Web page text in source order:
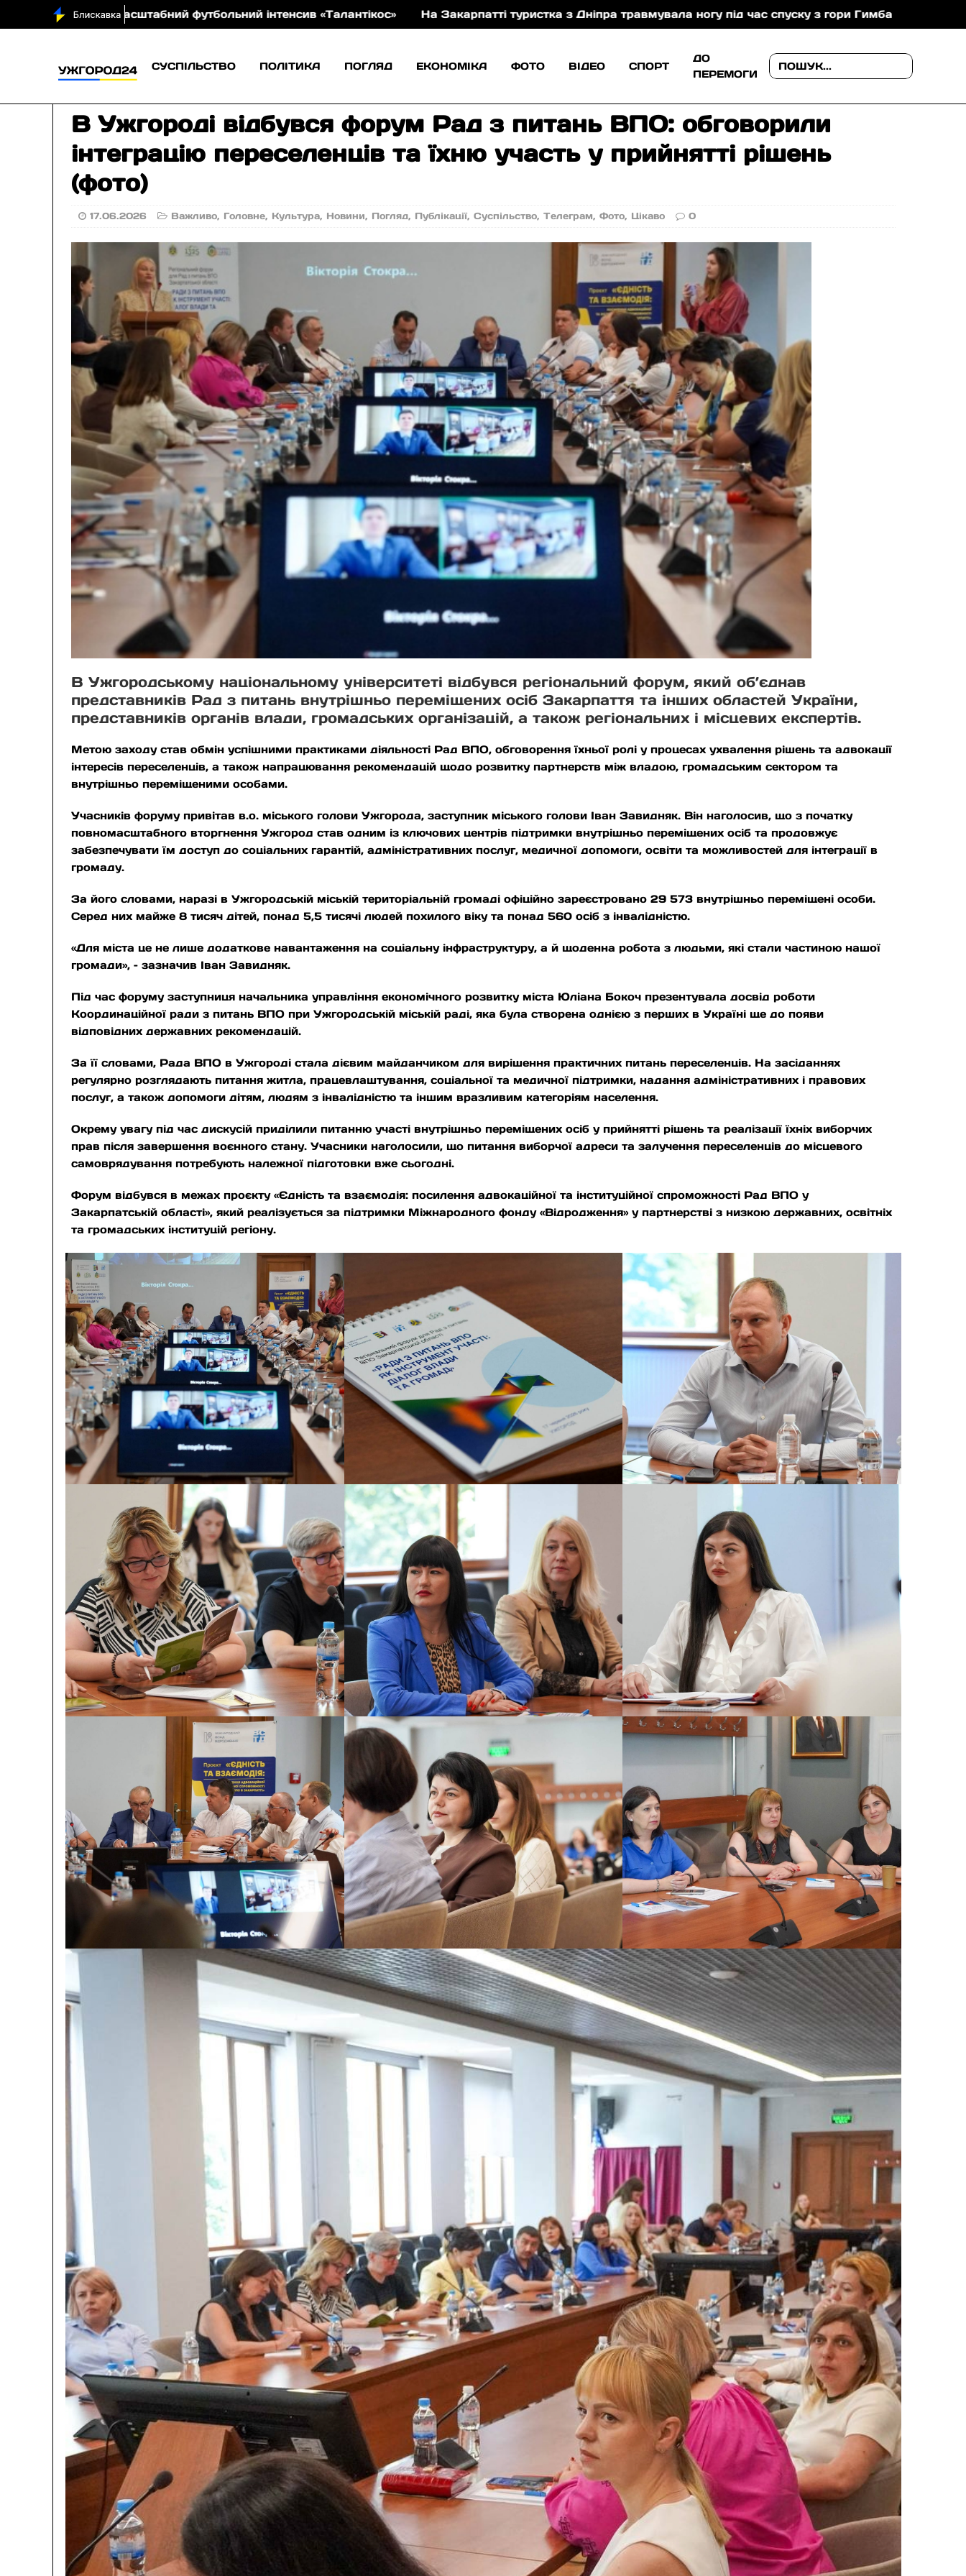
футбольний інтенсив «Талантікос» На Закарпатті туристка з Дніпра травмувала ногу під час спуску з гори Гимба На Мукачівщині зіткнулися
СУСПІЛЬСТВО ПОЛІТИКА ПОГЛЯД ЕКОНОМІКА ФОТО ВІДЕО СПОРТ
ДО
ПЕРЕМОГИ
В Ужгороді відбувся форум Рад з питань ВПО: обговорили
інтеграцію переселенців та їхню участь у прийнятті рішень
(фото)
17.06.2026 Важливо, Головне, Культура, Новини, Погляд, Публікації,Суспільство,Телеграм,Фото, Цікаво 0
В Ужгородському національному університеті відбувся регіональний форум, який об’єднав
представників Рад з питань внутрішньо переміщених осіб Закарпаття та інших областей України,
представників органів влади, громадських організацій, а також регіональних і місцевих експертів.
Метою заходу став обмін успішними практиками діяльності Рад ВПО, обговорення їхньої ролі у процесах ухвалення рішень та адвокації
інтересів переселенців, а також напрацювання рекомендацій щодо розвитку партнерств між владою, громадським сектором та
внутрішньо переміщеними особами.
Учасників форуму привітав в.о. міського голови Ужгорода, заступник міського голови Іван Завидняк. Він наголосив, що з початку
повномасштабного вторгнення Ужгород став одним із ключових центрів підтримки внутрішньо переміщених осіб та продовжує
забезпечувати їм доступ до соціальних гарантій, адміністративних послуг, медичної допомоги, освіти та можливостей для інтеграції в
громаду.
За його словами, наразі в Ужгородській міській територіальній громаді офіційно зареєстровано 29 573 внутрішньо переміщені особи.
Серед них майже 8 тисяч дітей, понад 5,5 тисячі людей похилого віку та понад 560 осіб з інвалідністю.
«Для міста це не лише додаткове навантаження на соціальну інфраструктуру, а й щоденна робота з людьми, які стали частиною нашої
громади», – зазначив Іван Завидняк.
Під час форуму заступниця начальника управління економічного розвитку міста Юліана Бокоч презентувала досвід роботи
Координаційної ради з питань ВПО при Ужгородській міській раді, яка була створена однією з перших в Україні ще до появи
відповідних державних рекомендацій.
За її словами, Рада ВПО в Ужгороді стала дієвим майданчиком для вирішення практичних питань переселенців. На засіданнях
регулярно розглядають питання житла, працевлаштування, соціальної та медичної підтримки, надання адміністративних і правових
послуг, а також допомоги дітям, людям з інвалідністю та іншим вразливим категоріям населення.
Окрему увагу під час дискусій приділили питанню участі внутрішньо переміщених осіб у прийнятті рішень та реалізації їхніх виборчих
прав після завершення воєнного стану. Учасники наголосили, що питання виборчої адреси та залучення переселенців до місцевого
самоврядування потребують належної підготовки вже сьогодні.
Форум відбувся в межах проєкту «Єдність та взаємодія: посилення адвокаційної та інституційної спроможності Рад ВПО у
Закарпатській області», який реалізується за підтримки Міжнародного фонду «Відродження» у партнерстві з низкою державних, освітніх
та громадських інституцій регіону.